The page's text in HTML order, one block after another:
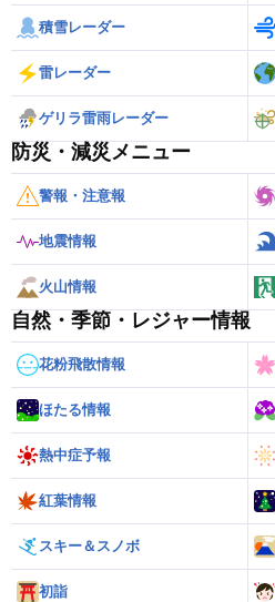
積雪レーダー
雷レーダー
ゲリラ雷雨レーダー
防災・減災メニュー
警報・注意報
地震情報
火山情報
自然・季節・レジャー情報
花粉飛散情報
ほたる情報
熱中症予報
紅葉情報
スキー＆スノボ
初詣